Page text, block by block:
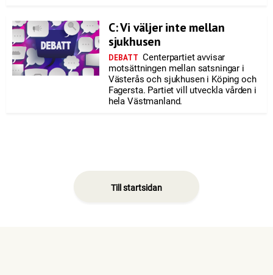
C: Vi väljer inte mellan
sjukhusen
DEBATT Centerpartiet avvisar
motsättningen mellan satsningar i
Västerås och sjukhusen i Köping och
Fagersta. Partiet vill utveckla vården i
hela Västmanland.
Till startsidan